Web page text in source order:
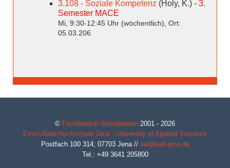
3.108 - Soziale Kompetenz (Holy, K.) - 3.
Semester MACE
Mi, 9:30-12:45 Uhr (wöchentlich), Ort:
05.03.206
© Fachbereich Sozialwesen 2001 - 2026
Ernst-Abbe-Hochschule Jena - University of Applied Sciences
Postfach 100 314; 07703 Jena// sw@eah-jena.de
Tel.: +49 3641 205800